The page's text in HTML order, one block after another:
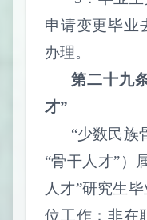
申请变更毕业
办理。
第二十九
才”
“少数民族
“骨干人才”）
人才”研究生
位工作；非在